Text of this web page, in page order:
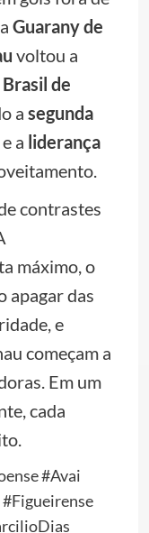
Guarany de
voltou a
Brasil de
a segunda
e a liderança
contrastes
máximo, o
apagar das
e
começam a
Em um
cada
#Avai